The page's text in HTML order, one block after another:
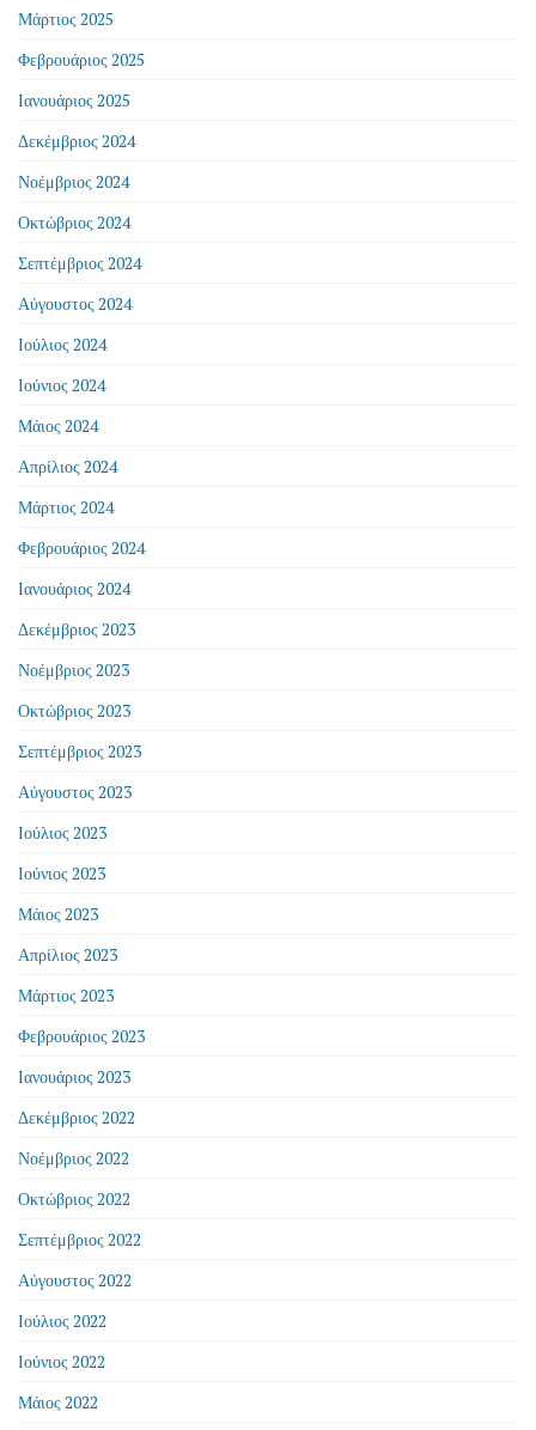
Μάρτιος 2025
Φεβρουάριος 2025
Ιανουάριος 2025
Δεκέμβριος 2024
Νοέμβριος 2024
Οκτώβριος 2024
Σεπτέμβριος 2024
Αύγουστος 2024
Ιούλιος 2024
Ιούνιος 2024
Μάιος 2024
Απρίλιος 2024
Μάρτιος 2024
Φεβρουάριος 2024
Ιανουάριος 2024
Δεκέμβριος 2023
Νοέμβριος 2023
Οκτώβριος 2023
Σεπτέμβριος 2023
Αύγουστος 2023
Ιούλιος 2023
Ιούνιος 2023
Μάιος 2023
Απρίλιος 2023
Μάρτιος 2023
Φεβρουάριος 2023
Ιανουάριος 2023
Δεκέμβριος 2022
Νοέμβριος 2022
Οκτώβριος 2022
Σεπτέμβριος 2022
Αύγουστος 2022
Ιούλιος 2022
Ιούνιος 2022
Μάιος 2022